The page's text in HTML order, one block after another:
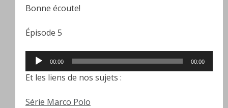
Bonne écoute!
Épisode 5
Lecteur
audio
00:00 00:00
Et les liens de nos sujets :
Série Marco Polo